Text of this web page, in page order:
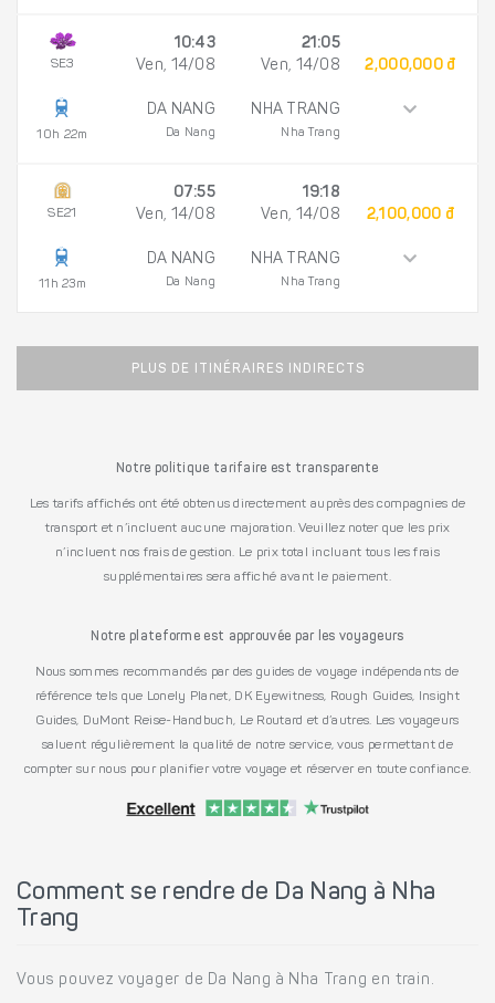
SE3
10h 22m
10:43
Ven, 14/08
DA NANG
Da Nang
21:05
Ven, 14/08
NHA TRANG
Nha Trang
2,000,000 đ
SE21
11h 23m
07:55
Ven, 14/08
DA NANG
Da Nang
19:18
Ven, 14/08
NHA TRANG
Nha Trang
2,100,000 đ
PLUS DE ITINÉRAIRES INDIRECTS
Notre politique tarifaire est transparente
Les tarifs affichés ont été obtenus directement auprès des compagnies de
transport et n’incluent aucune majoration. Veuillez noter que les prix
n’incluent nos frais de gestion. Le prix total incluant tous les frais
supplémentaires sera affiché avant le paiement.
Notre plateforme est approuvée par les voyageurs
Nous sommes recommandés par des guides de voyage indépendants de
référence tels que Lonely Planet, DK Eyewitness, Rough Guides, Insight
Guides, DuMont Reise-Handbuch, Le Routard et d’autres. Les voyageurs
saluent régulièrement la qualité de notre service, vous permettant de
compter sur nous pour planifier votre voyage et réserver en toute confiance.
Comment se rendre de Da Nang à Nha
Trang
Vous pouvez voyager de Da Nang à Nha Trang en train.